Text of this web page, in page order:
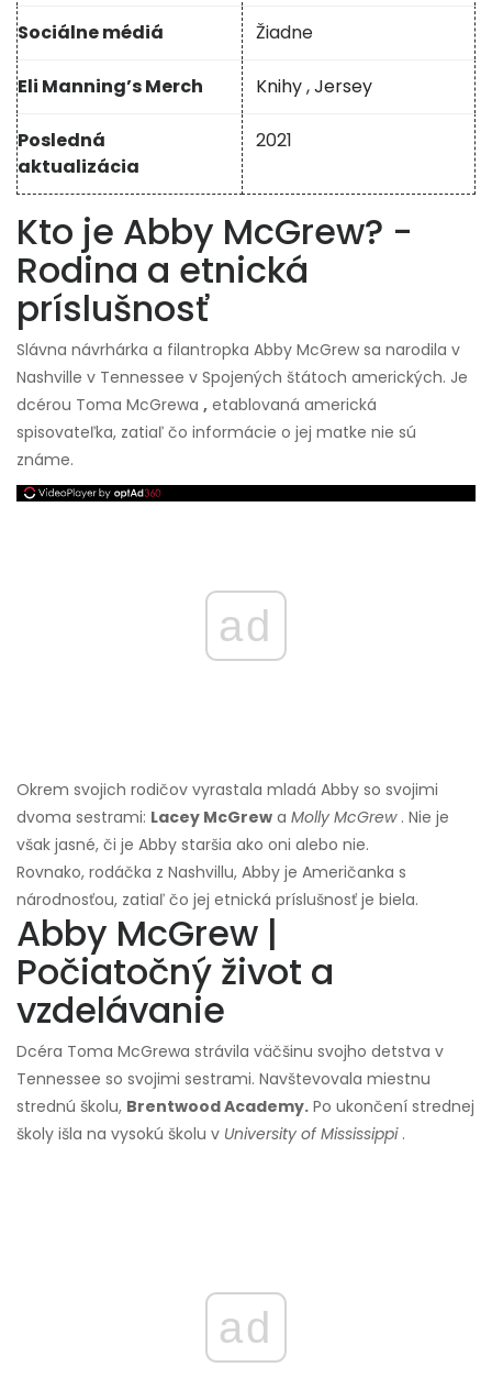
Sociálne médiá Žiadne
Eli Manning’s Merch Knihy,Jersey
Posledná
aktualizácia
2021
Kto je Abby McGrew? -
Rodina a etnická
príslušnosť
Slávna návrhárka a filantropka Abby McGrew sa narodila v
Nashville v Tennessee v Spojených štátoch amerických. Je
dcérou Toma McGrewa , etablovaná americká
spisovateľka, zatiaľ čo informácie o jej matke nie sú
známe.
ad
Okrem svojich rodičov vyrastala mladá Abby so svojimi
dvoma sestrami: Lacey McGrew a Molly McGrew. Nie je
však jasné, či je Abby staršia ako oni alebo nie.
Rovnako, rodáčka z Nashvillu, Abby je Američanka s
národnosťou, zatiaľ čo jej etnická príslušnosť je biela.
Abby McGrew |
Počiatočný život a
vzdelávanie
Dcéra Toma McGrewa strávila väčšinu svojho detstva v
Tennessee so svojimi sestrami. Navštevovala miestnu
strednú školu, Brentwood Academy. Po ukončení strednej
školy išla na vysokú školu v University of Mississippi.
ad